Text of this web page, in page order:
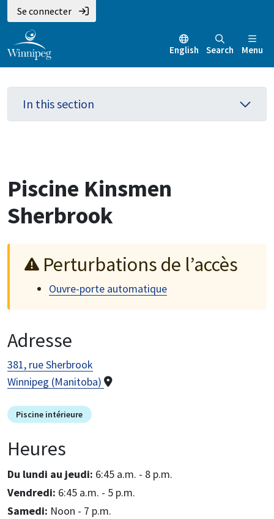
Aller
au
contenu
principal
Skip
to
main
menu
Skip
to
footer
Se connecter
English Search Menu
In this section
Piscine Kinsmen
Sherbrook
Perturbations de l’accès
Ouvre-porte automatique
Adresse
381, rue Sherbrook
Winnipeg (Manitoba)
Piscine intérieure
Heures
Du lundi au jeudi:
6:45 a.m. - 8 p.m.
vendredi:
6:45 a.m. - 5 p.m.
samedi:
noon - 7 p.m.